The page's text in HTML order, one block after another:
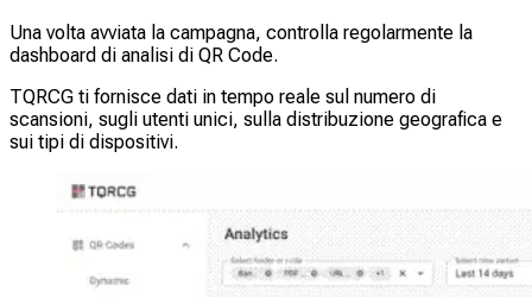
Una volta avviata la campagna, controlla regolarmente la
dashboard di analisi di QR Code.
TQRCG ti fornisce dati in tempo reale sul numero di
scansioni, sugli utenti unici, sulla distribuzione geografica e
sui tipi di dispositivi.